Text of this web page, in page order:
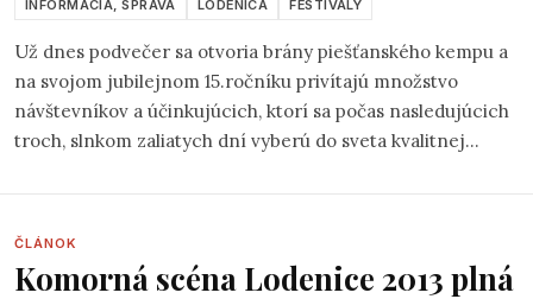
INFORMÁCIA, SPRÁVA LODENICA FESTIVALY
Už dnes podvečer sa otvoria brány piešťanského kempu a
na svojom jubilejnom 15.ročníku privítajú množstvo
návštevníkov a účinkujúcich, ktorí sa počas nasledujúcich
troch, slnkom zaliatych dní vyberú do sveta kvalitnej
Komornej scéne a opäť prináša niekoľko nových
ČLÁNOK
Komorná scéna Lodenice 2013 plná